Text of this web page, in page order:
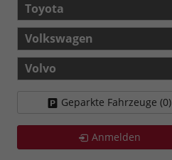
Toyota
Volkswagen
Volvo
Geparkte Fahrzeuge (0)
Anmelden